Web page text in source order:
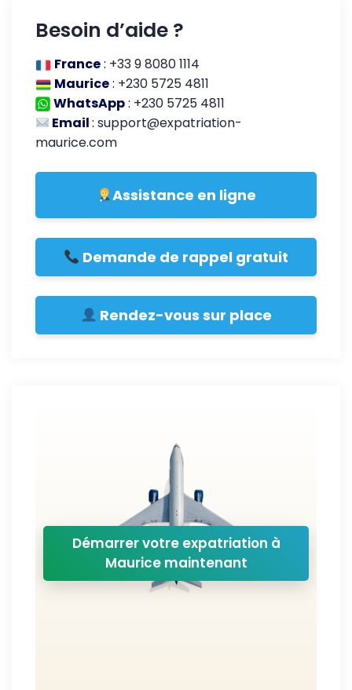
Besoin d’aide ?
France: +33 9 8080 1114
Maurice: +230 5725 4811
WhatsApp: +230 5725 4811
Email:support@expatriation-
maurice.com
Assistance en ligne
Demande de rappel gratuit
Rendez-vous sur place
Démarrer votre expatriation à
Maurice maintenant